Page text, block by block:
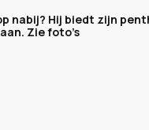
nabij? Hij biedt zijn
Zie foto’s